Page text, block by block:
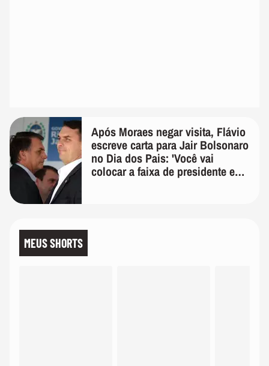
Após Moraes negar visita, Flávio
escreve carta para Jair Bolsonaro
no Dia dos Pais: 'Você vai
colocar a faixa de presidente em
MEUS SHORTS